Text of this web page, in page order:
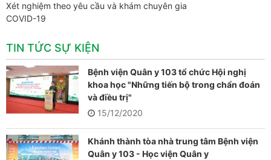
Xét nghiệm theo yêu cầu và khám chuyên gia
COVID-19
TIN TỨC SỰ KIỆN
Bệnh viện Quân y 103 tổ chức Hội nghị
khoa học "Những tiến bộ trong chẩn đoán
và điều trị"
15/12/2020
Khánh thành tòa nhà trung tâm Bệnh viện
Quân y 103 - Học viện Quân y